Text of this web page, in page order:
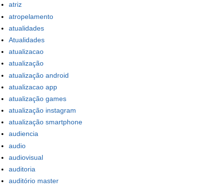
atriz
atropelamento
atualidades
Atualidades
atualizacao
atualização
atualização android
atualizacao app
atualização games
atualização instagram
atualização smartphone
audiencia
audio
audiovisual
auditoria
auditório master